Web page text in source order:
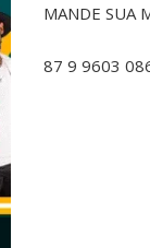
MANDE SUA
87 9 9603